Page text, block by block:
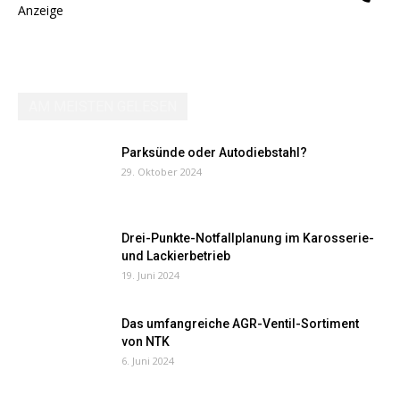
Anzeige
Parksünde oder Autodiebstahl?
29. Oktober 2024
Drei-Punkte-Notfallplanung im Karosserie-
und Lackierbetrieb
19. Juni 2024
Das umfangreiche AGR-Ventil-Sortiment
von NTK
6. Juni 2024